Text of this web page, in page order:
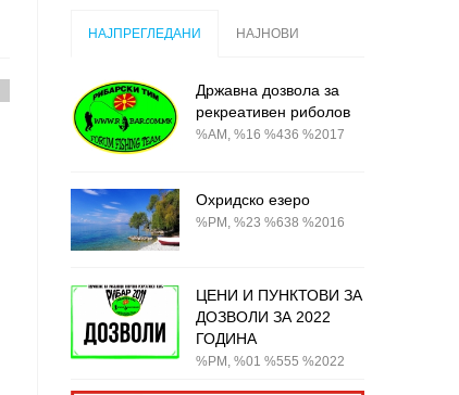
НАЈПРЕГЛЕДАНИ НАЈНОВИ
Државна дозвола за
рекреативен риболов
%AM, %16 %436 %2017
Охридско езеро
%PM, %23 %638 %2016
ЦЕНИ И ПУНКТОВИ ЗА
ДОЗВОЛИ ЗА 2022
ГОДИНА
%PM, %01 %555 %2022